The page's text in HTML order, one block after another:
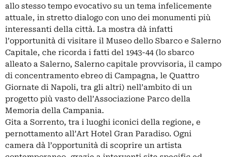
allo stesso tempo evocativo su un tema infelicemente
attuale, in stretto dialogo con uno dei monumenti più
interessanti della città. La mostra dà infatti
l’opportunità di visitare il Museo dello Sbarco e Salerno
Capitale, che ricorda i fatti del 1943-44 (lo sbarco
alleato a Salerno, Salerno capitale provvisoria, il campo
di concentramento ebreo di Campagna, le Quattro
Giornate di Napoli, tra gli altri) nell’ambito di un
progetto più vasto dell’Associazione Parco della
Memoria della Campania.
Gita a Sorrento, tra i luoghi iconici della regione, e
pernottamento all’Art Hotel Gran Paradiso. Ogni
camera dà l’opportunità di scoprire un artista